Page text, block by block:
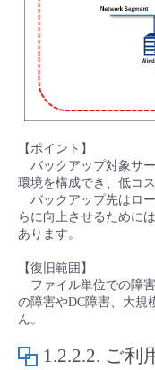
- クラウド / サーバ
- Flexible Remote
- vUTM2
【ポイント】
バックアップ対象サ
環境を構成でき、低コ
バックアップ先はロ
らに向上させるために
あります。
【復旧範囲】
ファイル単位での障
の障害やDC障害、大規
ん。
1.2.2.2. ご利